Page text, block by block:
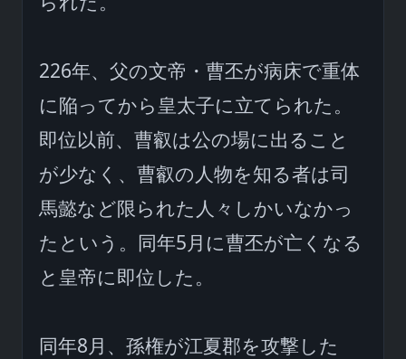
226年、父の文帝・曹丕が病床で重体
に陥ってから皇太子に立てられた。
即位以前、曹叡は公の場に出ること
が少なく、曹叡の人物を知る者は司
馬懿など限られた人々しかいなかっ
たという。同年5月に曹丕が亡くなる
と皇帝に即位した。
同年8月、孫権が江夏郡を攻撃した